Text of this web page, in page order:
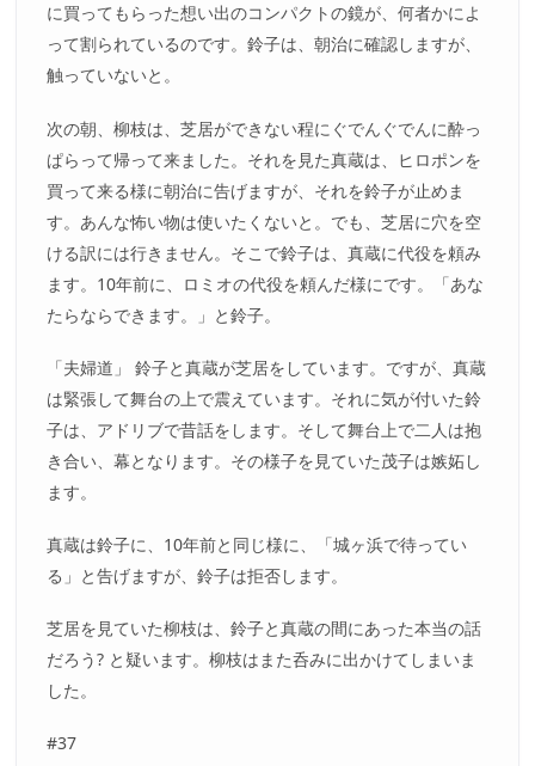
に買ってもらった想い出のコンパクトの鏡が、何者かによ
って割られているのです。鈴子は、朝治に確認しますが、
触っていないと。
次の朝、柳枝は、芝居ができない程にぐでんぐでんに酔っ
ぱらって帰って来ました。それを見た真蔵は、ヒロポンを
買って来る様に朝治に告げますが、それを鈴子が止めま
す。あんな怖い物は使いたくないと。でも、芝居に穴を空
ける訳には行きません。そこで鈴子は、真蔵に代役を頼み
ます。10年前に、ロミオの代役を頼んだ様にです。「あな
たらならできます。」と鈴子。
「夫婦道」 鈴子と真蔵が芝居をしています。ですが、真蔵
は緊張して舞台の上で震えています。それに気が付いた鈴
子は、アドリブで昔話をします。そして舞台上で二人は抱
き合い、幕となります。その様子を見ていた茂子は嫉妬し
ます。
真蔵は鈴子に、10年前と同じ様に、「城ヶ浜で待ってい
る」と告げますが、鈴子は拒否します。
芝居を見ていた柳枝は、鈴子と真蔵の間にあった本当の話
だろう? と疑います。柳枝はまた呑みに出かけてしまいま
した。
#37